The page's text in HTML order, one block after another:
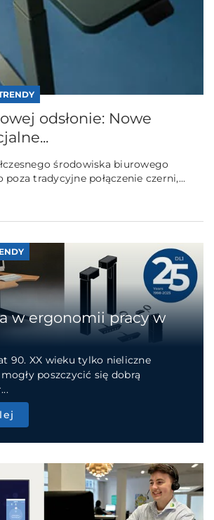
odsłonie: Nowe
środowiska biurowego
poza tradycyjne połączenie czerni,...
w ergonomii pracy w
90. XX wieku tylko nieliczne
poszczycić się dobrą